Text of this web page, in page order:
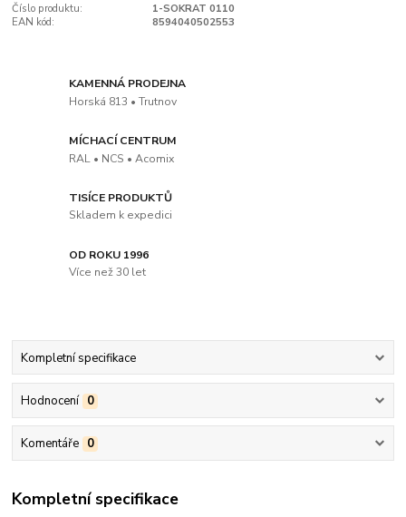
Číslo produktu:
1-SOKRAT 0110
EAN kód:
8594040502553
KAMENNÁ PRODEJNA
Horská 813 • Trutnov
MÍCHACÍ CENTRUM
RAL • NCS • Acomix
TISÍCE PRODUKTŮ
Skladem k expedici
OD ROKU 1996
Více než 30 let
Kompletní specifikace
Hodnocení 0
Komentáře 0
Kompletní specifikace